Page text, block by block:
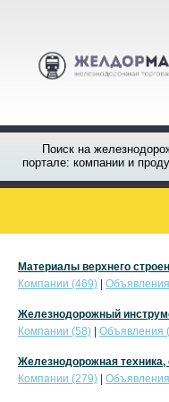
Поиск на
портале: компании и
Материалы верхнего
Компании (469)
Железнодорожный
Компании (58)
Объявления
Железнодорожная техника,
Компании (279)